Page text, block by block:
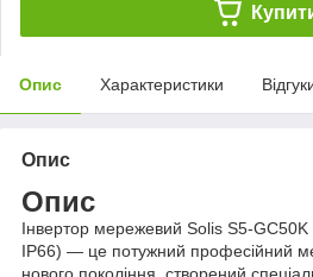
Опис Характеристики
Опис
Опис
Інвертор мережевий Solis S5-
IP66) — це потужний професійний
нового покоління, створений